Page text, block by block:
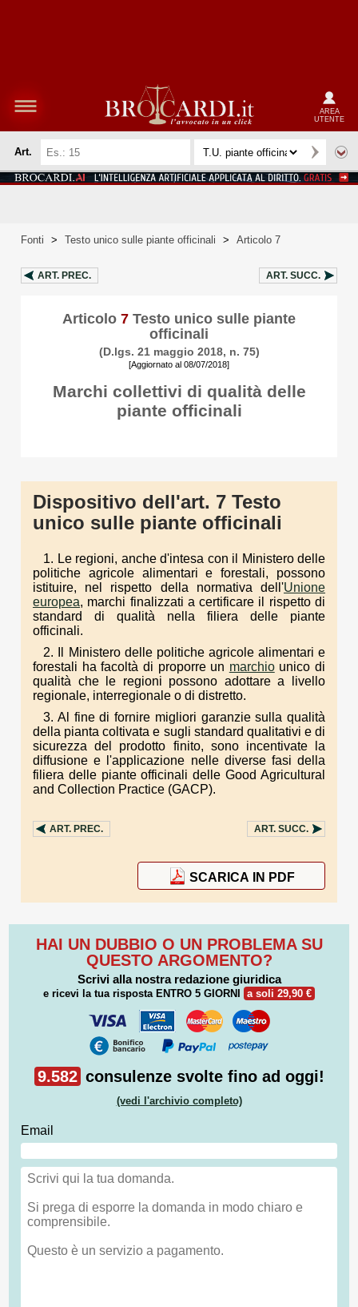
AREA
UTENTE
Art.
Fonti > Testo unico sulle piante officinali > Articolo 7
ART. PREC. ART. SUCC.
Articolo 7 Testo unico sulle piante
officinali
(D.lgs. 21 maggio 2018, n. 75)
[Aggiornato al 08/07/2018]
Marchi collettivi di qualità delle
piante officinali
Dispositivo dell'art. 7 Testo
unico sulle piante officinali
1. Le regioni, anche d'intesa con il Ministero delle
politiche agricole alimentari e forestali, possono
istituire, nel rispetto della normativa dell'Unione
europea, marchi finalizzati a certificare il rispetto di
standard di qualità nella filiera delle piante
officinali.
2. Il Ministero delle politiche agricole alimentari e
forestali ha facoltà di proporre un marchiounico di
qualità che le regioni possono adottare a livello
regionale, interregionale o di distretto.
3. Al fine di fornire migliori garanzie sulla qualità
della pianta coltivata e sugli standard qualitativi e di
sicurezza del prodotto finito, sono incentivate la
diffusione e l'applicazione nelle diverse fasi della
filiera delle piante officinali delle Good Agricultural
and Collection Practice (GACP).
ART. PREC. ART. SUCC.
SCARICA IN PDF
HAI UN DUBBIO O UN PROBLEMA SU
QUESTO ARGOMENTO?
Scrivi alla nostra redazione giuridica
e ricevi la tua risposta ENTRO 5 GIORNI a soli 29,90 €
9.582 consulenze svolte fino ad oggi!
(vedi l'archivio completo)
Email